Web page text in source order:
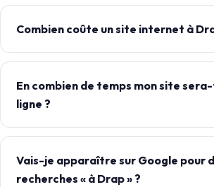
Combien coûte un site internet à
En combien de temps mon site
ligne ?
Vais-je apparaître sur Google pour
recherches « à Drap » ?